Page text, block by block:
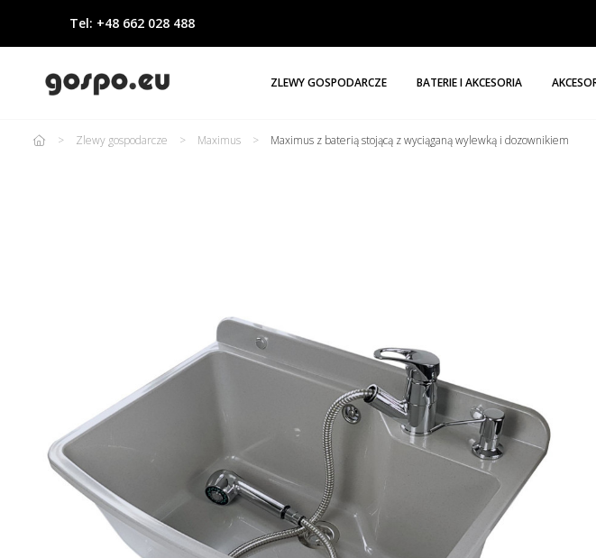
Tel: +48 662 028 488
ZLEWY GOSPODARCZE BATERIE I AKCESORIA
Zlewy gospodarcze Maximus Maximus z baterią stojącą z wyciąganą wylewką i dozownikiem